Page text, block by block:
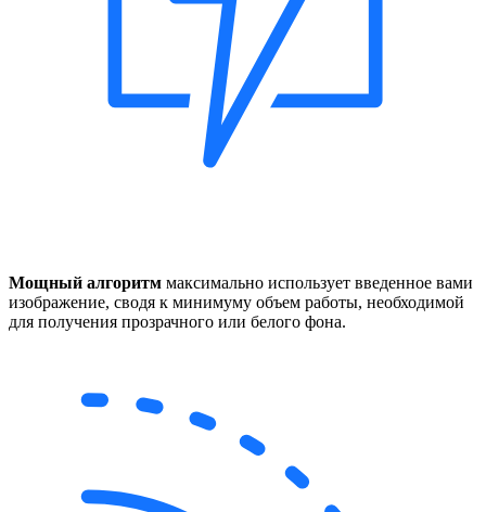
Мощный алгоритм максимально использует введенное вами
изображение, сводя к минимуму объем работы, необходимой
для получения прозрачного или белого фона.